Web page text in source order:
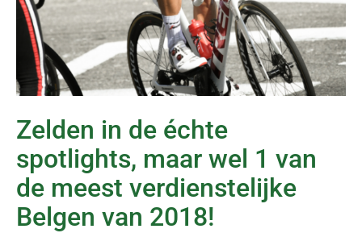
Zelden in de échte
spotlights, maar wel 1 van
de meest verdienstelijke
Belgen van 2018!